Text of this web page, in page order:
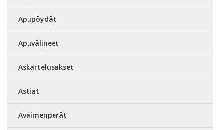
Apupöydät
Apuvälineet
Askartelusakset
Astiat
Avaimenperät